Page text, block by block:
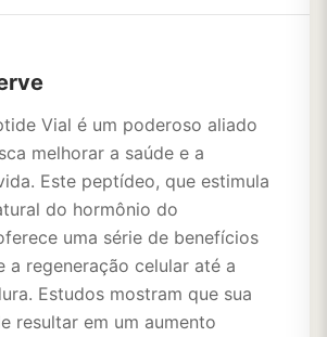
Vial é um poderoso aliado
melhorar a saúde e a
Este peptídeo, que estimula
do hormônio do
uma série de benefícios
a regeneração celular até a
Estudos mostram que sua
resultar em um aumento